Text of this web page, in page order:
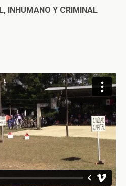
INHUMANO Y CRIMINAL